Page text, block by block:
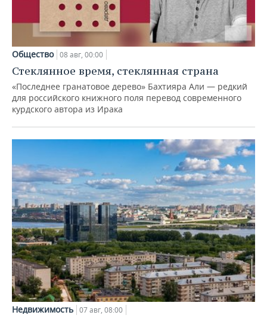
Общество 08 авг, 00:00
Стеклянное время, стеклянная страна
«Последнее гранатовое дерево» Бахтияра Али — редкий
для российского книжного поля перевод современного
курдского автора из Ирака
Недвижимость 07 авг, 08:00